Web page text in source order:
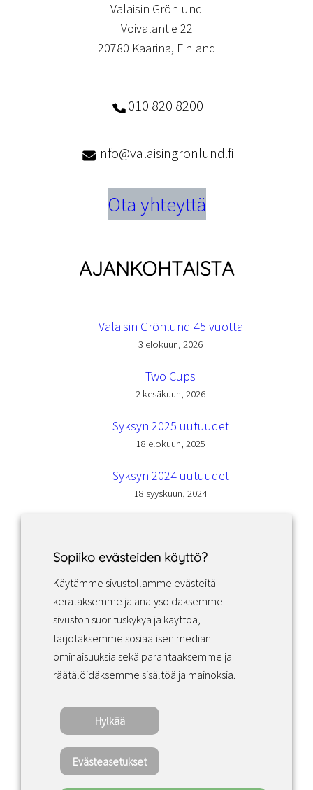
Valaisin Grönlund
Voivalantie 22
20780 Kaarina, Finland
010 820 8200
info@valaisingronlund.fi
Ota yhteyttä
AJANKOHTAISTA
Valaisin Grönlund 45 vuotta
3 elokuun, 2026
Two Cups
2 kesäkuun, 2026
Syksyn 2025 uutuudet
18 elokuun, 2025
Syksyn 2024 uutuudet
18 syyskuun, 2024
Facebook Instagram LinkedIn
Sopimusehdot
Copyright ©2022 · Valaisin Grönlund – All
Rights Reserved
Sopiiko evästeiden käyttö?
Käytämme sivustollamme evästeitä
kerätäksemme ja analysoidaksemme
sivuston suorituskykyä ja käyttöä,
tarjotaksemme sosiaalisen median
ominaisuuksia sekä parantaaksemme ja
räätälöidäksemme sisältöä ja mainoksia.
Hylkää
Evästeasetukset